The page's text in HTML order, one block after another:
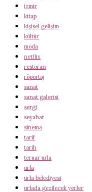
izmir
kitap
kişisel gelişim
kültür
moda
netflix
restoran
röportaj
sanat
sanat galerisi
sergi
seyahat
sinema
tarif
tarih
teruar urla
urla
urla belediyesi
urlada gezilecek yerler